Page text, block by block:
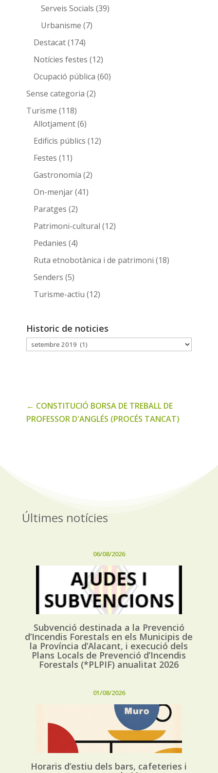
Serveis Socials (39)
Urbanisme (7)
Destacat(174)
Notícies festes (12)
Ocupació pública (60)
Sense categoria (2)
Turisme (118)
Allotjament(6)
Edificis públics (12)
Festes (11)
Gastronomía (2)
On-menjar(41)
Paratges (2)
Patrimoni-cultural (12)
Pedanies (4)
Ruta etnobotànica i de patrimoni (18)
Senders (5)
Turisme-actiu (12)
Historic de noticies
Historic
← CONSTITUCIÓ BORSA DE TREBALL DE
PROFESSOR D'ANGLÉS (PROCÉS TANCAT)
Últimes notícies
06/08/2026
Subvenció destinada a la Prevenció
d’Incendis Forestals en els Municipis de
la Província d’Alacant, i execució dels
Plans Locals de Prevenció d’Incendis
Forestals (*PLPIF) anualitat 2026
01/08/2026
Horaris d’estiu dels bars, cafeteries i